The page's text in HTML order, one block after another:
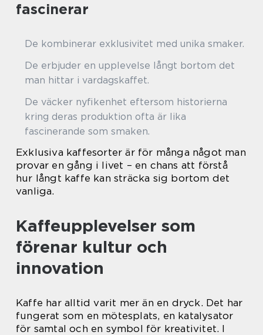
fascinerar
De kombinerar exklusivitet med unika smaker.
De erbjuder en upplevelse långt bortom det
man hittar i vardagskaffet.
De väcker nyfikenhet eftersom historierna
kring deras produktion ofta är lika
fascinerande som smaken.
Exklusiva kaffesorter är för många något man
provar en gång i livet – en chans att förstå
hur långt kaffe kan sträcka sig bortom det
vanliga.
Kaffeupplevelser som
förenar kultur och
innovation
Kaffe har alltid varit mer än en dryck. Det har
fungerat som en mötesplats, en katalysator
för samtal och en symbol för kreativitet. I